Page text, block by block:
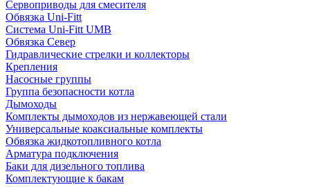
Сервоприводы для смесителя
Обвязка Uni-Fitt
Система Uni-Fitt UMB
Обвязка Север
Гидравлические стрелки и коллекторы
Крепления
Насосные группы
Группа безопасности котла
Дымоходы
Комплекты дымоходов из нержавеющей стали
Универсальные коаксиальные комплекты
Обвязка жидкотопливного котла
Арматура подключения
Баки для дизельного топлива
Комплектующие к бакам